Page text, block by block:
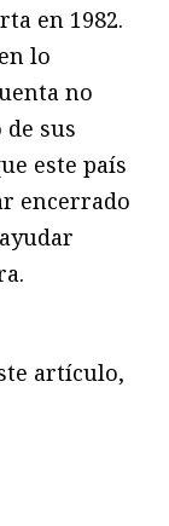
en 1982.
lo
no
sus
este país
encerrado
artículo,